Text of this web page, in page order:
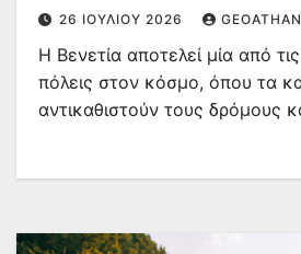
26 ΙΟΥΛΊΟΥ 2026
Η Βενετία αποτελεί μία από
πόλεις στον κόσμο, όπου τα
αντικαθιστούν τους δρόμους